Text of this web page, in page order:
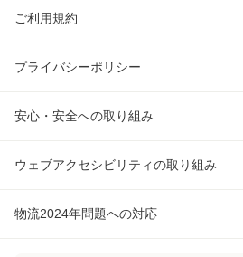
ご利用規約
プライバシーポリシー
安心・安全への取り組み
ウェブアクセシビリティの取り組み
物流2024年問題への対応